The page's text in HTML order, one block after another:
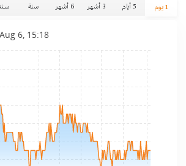
1 يوم 5 أيام 3 أشهر 6 أشهر سنة
6, 15:18